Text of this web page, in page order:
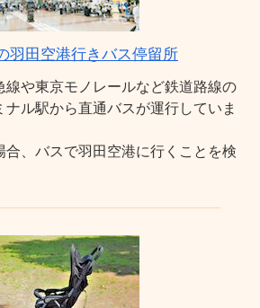
羽田空港行きバス停留所
線や東京モノレールなど鉄道路線の
ル駅から直通バスが運行していま
合、バスで羽田空港に行くことを検